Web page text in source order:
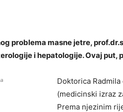
problema masne jetre,
i hepatologije. Ovaj put,
Doktorica
(medicinski izraz
Prema njezinim